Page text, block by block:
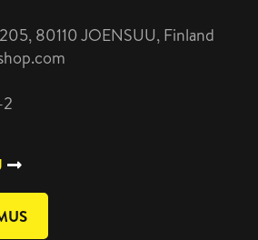
80110 JOENSUU, Finland